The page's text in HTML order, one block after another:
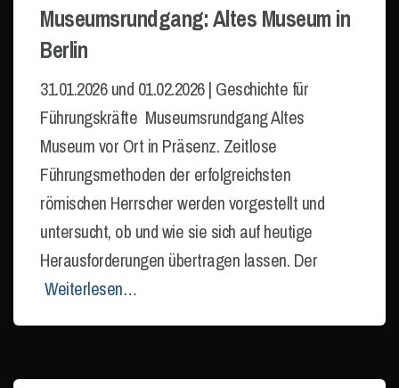
Museumsrundgang: Altes Museum in
Berlin
31.01.2026 und 01.02.2026 | Geschichte für
Führungskräfte Museumsrundgang Altes
Museum vor Ort in Präsenz. Zeitlose
Führungsmethoden der erfolgreichsten
römischen Herrscher werden vorgestellt und
untersucht, ob und wie sie sich auf heutige
Herausforderungen übertragen lassen. Der
Weiterlesen…